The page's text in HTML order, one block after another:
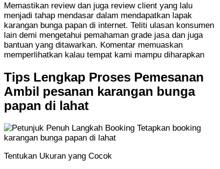
Memastikan review dan juga review client yang lalu
menjadi tahap mendasar dalam mendapatkan lapak
karangan bunga papan di internet. Teliti ulasan konsumen
lain demi mengetahui pemahaman grade jasa dan juga
bantuan yang ditawarkan. Komentar memuaskan
memperlihatkan kalau tempat kami mampu diharapkan
Tips Lengkap Proses Pemesanan
Ambil pesanan karangan bunga
papan di lahat
Tentukan Ukuran yang Cocok